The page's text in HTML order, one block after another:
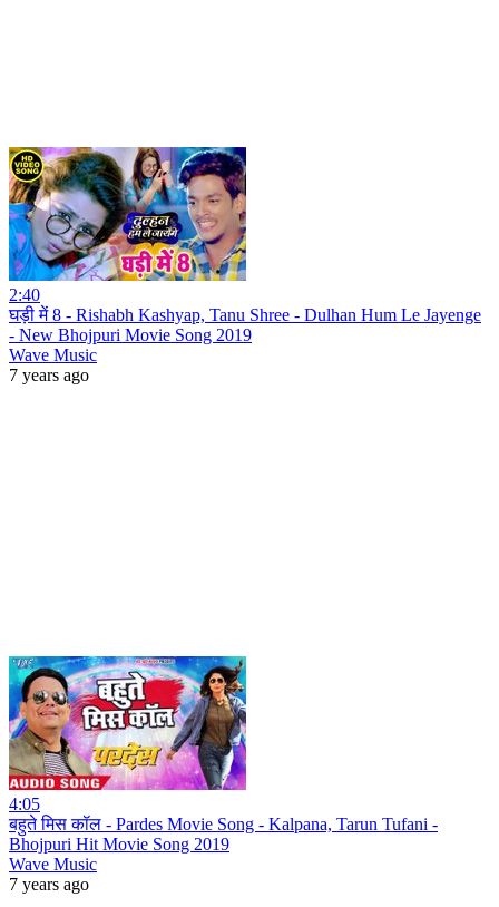
2:40
घड़ी में 8 - Rishabh Kashyap, Tanu Shree - Dulhan Hum Le Jayenge
- New Bhojpuri Movie Song 2019
Wave Music
7 years ago
4:05
बहुते मिस कॉल - Pardes Movie Song - Kalpana, Tarun Tufani -
Bhojpuri Hit Movie Song 2019
Wave Music
7 years ago